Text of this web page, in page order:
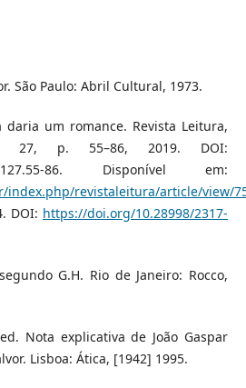
São Paulo: Abril Cultural, 1973.
um romance. Revista Leitura,
p. 55–86, 2019. DOI:
86. Disponível em:
index.php/revistaleitura/article/view/
DOI: https://doi.org/10.28998/2317-
G.H. Rio de Janeiro: Rocco,
Nota explicativa de João Gaspar
Lisboa: Ática, [1942] 1995.